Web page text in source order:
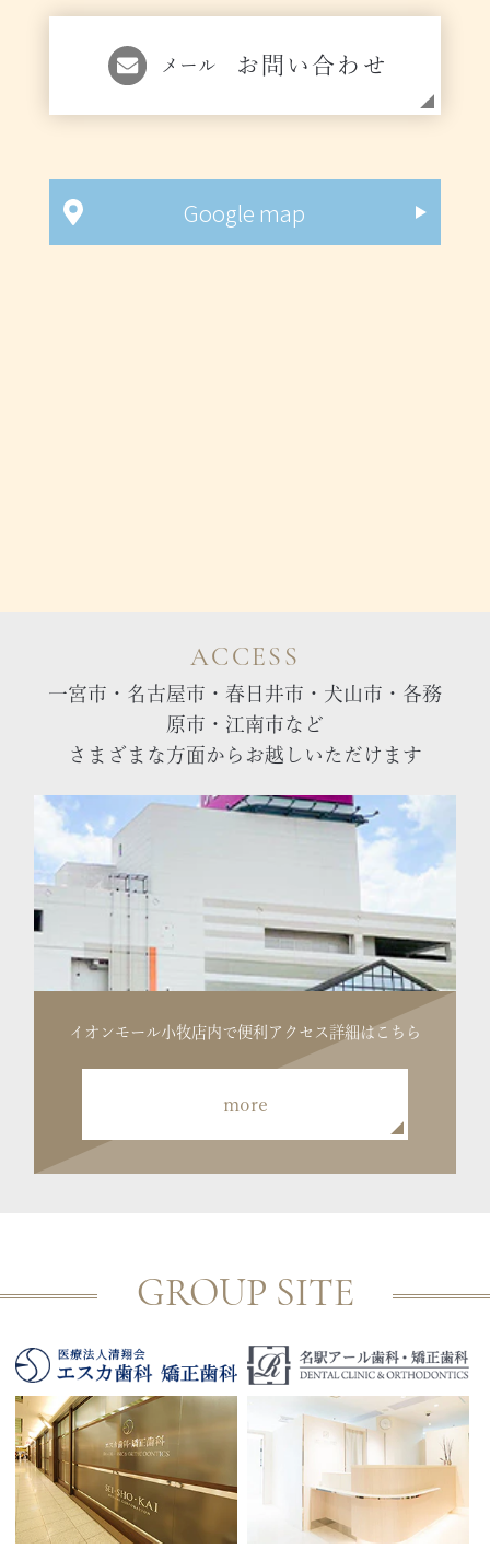
メール お問い合わせ
Google map
ACCESS
一宮市・名古屋市・春日井市・犬山市・各務
原市・江南市など
さまざまな方面からお越しいただけます
イオンモール小牧店内で便利 アクセス詳細はこちら
more
GROUP SITE